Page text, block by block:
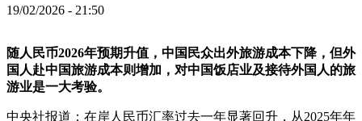
19/02/2026 - 21:50
随人民币2026年预期升值，中国民众出外旅游成本下降，但外
国人赴中国旅游成本则增加，对中国饭店业及接待外国人的旅
游业是一大考验。
中央社报道：在岸人民币汇率过去一年显著回升，从2025年年